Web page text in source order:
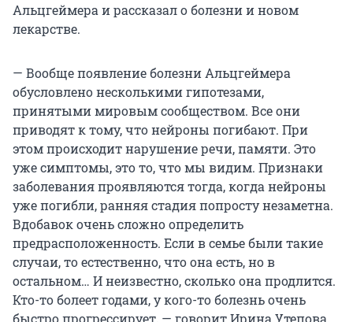
Альцгеймера и рассказал о болезни и новом
лекарстве.
— Вообще появление болезни Альцгеймера
обусловлено несколькими гипотезами,
принятыми мировым сообществом. Все они
приводят к тому, что нейроны погибают. При
этом происходит нарушение речи, памяти. Это
уже симптомы, это то, что мы видим. Признаки
заболевания проявляются тогда, когда нейроны
уже погибли, ранняя стадия попросту незаметна.
Вдобавок очень сложно определить
предрасположенность. Если в семье были такие
случаи, то естественно, что она есть, но в
остальном… И неизвестно, сколько она продлится.
Кто-то болеет годами, у кого-то болезнь очень
быстро прогрессирует, — говорит Ирина Утепова.